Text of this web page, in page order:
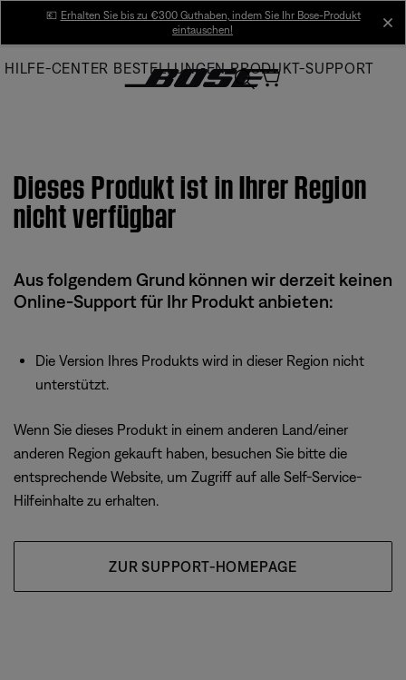
Main
💶 Erhalten Sie bis zu €300 Guthaben, indem Sie Ihr Bose-Produkt
eintauschen!
HILFE-CENTER BESTELLUNGEN PRODUKT-SUPPORT
Dieses Produkt ist in Ihrer Region
nicht verfügbar
Aus folgendem Grund können wir derzeit keinen
Online-Support für Ihr Produkt anbieten:
Die Version Ihres Produkts wird in dieser Region nicht
unterstützt.
Wenn Sie dieses Produkt in einem anderen Land/einer
anderen Region gekauft haben, besuchen Sie bitte die
entsprechende Website, um Zugriff auf alle Self-Service-
Hilfeinhalte zu erhalten.
ZUR SUPPORT-HOMEPAGE